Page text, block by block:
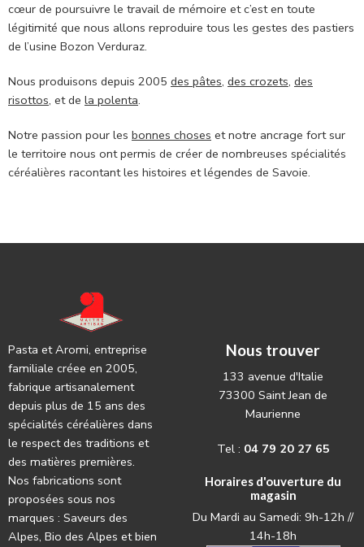
cœur de poursuivre le travail de mémoire et c’est en toute
légitimité que nous allons reproduire tous les gestes des pastiers
de l’usine Bozon Verduraz.
Nous produisons depuis 2005 des pâtes, des crozets, des
risottos, et de la polenta.
Notre passion pour les bonnes choses et notre ancrage fort sur
le territoire nous ont permis de créer de nombreuses spécialités
céréalières racontant les histoires et légendes de Savoie.
Pasta et Aromi, entreprise
familiale créee en 2005,
fabrique artisanalement
depuis plus de 15 ans des
spécialités céréalières dans
le respect des traditions et
des matières premières.
Nos fabrications sont
proposées sous nos
marques : Saveurs des
Alpes, Bio des Alpes et bien
Nous trouver
133 avenue d'Italie
73300 Saint Jean de
Maurienne
Tel : 04 79 20 27 65
Horaires d'ouverture du
magasin
Du Mardi au Samedi: 9h-12h //
14h-18h